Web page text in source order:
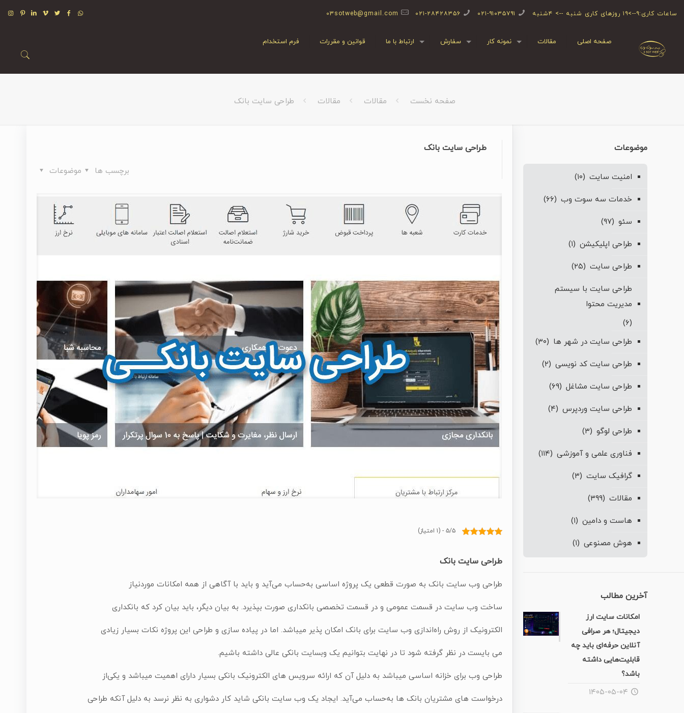
ساعات کاری:۹-->۱۹ روزهای کاری شنبه --> ۴شنبه ۰۲۱-۹۱۰۳۵۷۹۱ ۰۲۱-۲۸۴۲۸۳۵۶ 03sotweb@gmail.com
صفحه اصلی مقالات نمونه کار سفارش ارتباط با ما قوانین و مقررات فرم استخدام
صفحه نخست مقالات مقالات طراحی سایت بانک
طراحی سایت بانک
موضوعات برچسب ها
۵/۵ - (۱ امتیاز)
طراحی سایت بانک
طراحی وب سایت بانک به صورت قطعی یک پروژه اساسی به‌حساب می‌آید و باید با آگاهی از همه امکانات موردنیاز
ساخت وب سایت در قسمت عمومی و در قسمت تخصصی بانکداری صورت بپذیرد. به بیان دیگر، باید بیان کرد که بانکداری
الکترونیک از روش راه‌اندازی وب سایت برای بانک امکان پذیر میباشد. اما در پیاده سازی و طراحی این پروژه نکات بسیار زیادی
می بایست در نظر گرفته شود تا در نهایت بتوانیم یک وبسایت بانکی عالی داشته باشیم.
طراحی وب برای خزانه اساسی میباشد به دلیل آن که ارائه سرویس های الکترونیک بانکی بسیار دارای اهمیت میباشد و یکی‌از
درخواست های مشتریان بانک ها به‌حساب می‌آید. ایجاد یک وب سایت بانکی شاید کار دشواری به نظر نرسد به دلیل آنکه طراحی
موضوعات
امنیت سایت (۱۰)
خدمات سه سوت وب (۶۶)
سئو (۹۷)
طراحی اپلیکیشن (۱)
طراحی سایت (۲۵)
طراحی سایت با سیستم
مدیریت محتوا
(۶)
طراحی سایت در شهر ها (۳۰)
طراحی سایت کد نویسی (۲)
طراحی سایت مشاغل (۶۹)
طراحی سایت وردپرس (۴)
طراحی لوگو (۳)
فناوری علمی و آموزشی (۱۱۴)
گرافیک سایت (۳)
مقالات (۳۹۹)
هاست و دامین (۱)
هوش مصنوعی (۱)
آخرین مطالب
امکانات سایت ارز
دیجیتال؛ هر صرافی
آنلاین حرفه‌ای باید چه
قابلیت‌هایی داشته
باشد؟
۱۴۰۵-۰۵-۰۴